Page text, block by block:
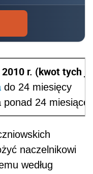
r. (kwot tych
do 24 miesięcy
24 miesiące
naczelnikowi
według